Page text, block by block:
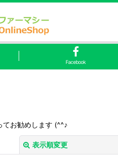
Facebook
てお勧めします (^^♪
表示順変更